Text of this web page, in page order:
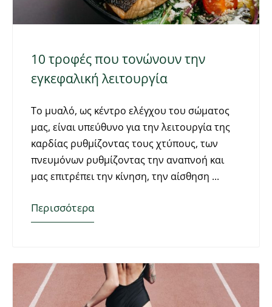
10 τροφές που τονώνουν την
εγκεφαλική λειτουργία
Το μυαλό, ως κέντρο ελέγχου του σώματος
μας, είναι υπεύθυνο για την λειτουργία της
καρδίας ρυθμίζοντας τους χτύπους, των
πνευμόνων ρυθμίζοντας την αναπνοή και
μας επιτρέπει την κίνηση, την αίσθηση
Περισσότερα